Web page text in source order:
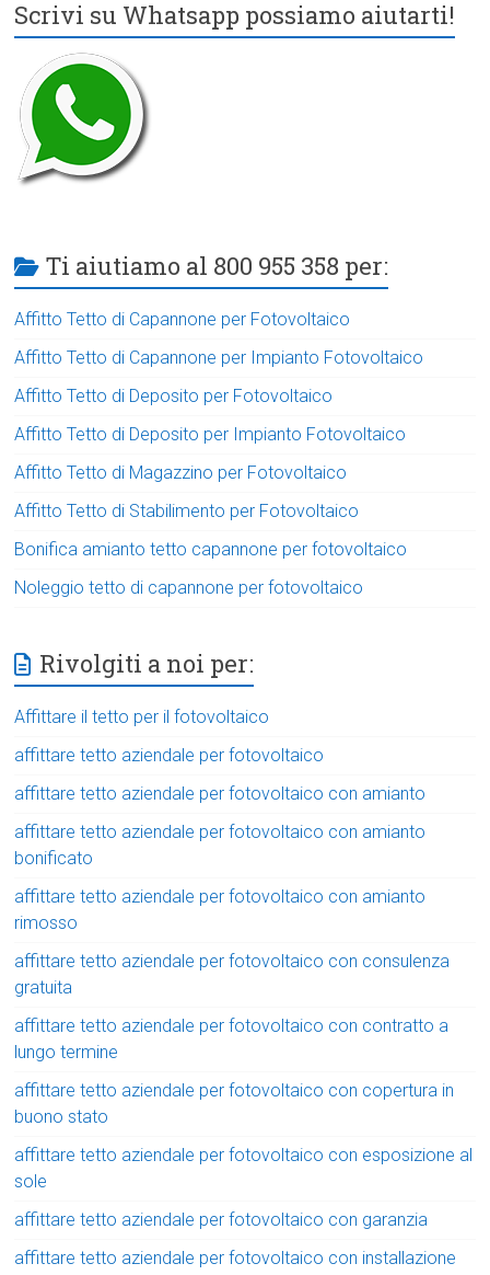
Scrivi su Whatsapp possiamo aiutarti!
Ti aiutiamo al 800 955 358 per:
Affitto Tetto di Capannone per Fotovoltaico
Affitto Tetto di Capannone per Impianto Fotovoltaico
Affitto Tetto di Deposito per Fotovoltaico
Affitto Tetto di Deposito per Impianto Fotovoltaico
Affitto Tetto di Magazzino per Fotovoltaico
Affitto Tetto di Stabilimento per Fotovoltaico
Bonifica amianto tetto capannone per fotovoltaico
Noleggio tetto di capannone per fotovoltaico
Rivolgiti a noi per:
Affittare il tetto per il fotovoltaico
affittare tetto aziendale per fotovoltaico
affittare tetto aziendale per fotovoltaico con amianto
affittare tetto aziendale per fotovoltaico con amianto
bonificato
affittare tetto aziendale per fotovoltaico con amianto
rimosso
affittare tetto aziendale per fotovoltaico con consulenza
gratuita
affittare tetto aziendale per fotovoltaico con contratto a
lungo termine
affittare tetto aziendale per fotovoltaico con copertura in
buono stato
affittare tetto aziendale per fotovoltaico con esposizione al
sole
affittare tetto aziendale per fotovoltaico con garanzia
affittare tetto aziendale per fotovoltaico con installazione